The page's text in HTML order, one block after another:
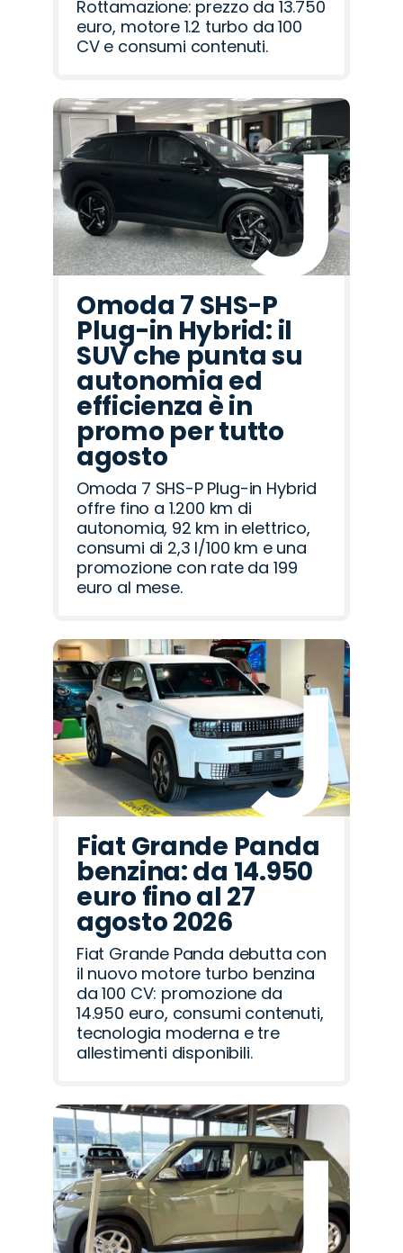
Rottamazione: prezzo da 13.750
euro, motore 1.2 turbo da 100
CV e consumi contenuti.
Omoda 7 SHS-P
Plug-in Hybrid: il
SUV che punta su
autonomia ed
efficienza è in
promo per tutto
agosto
Omoda 7 SHS-P Plug-in Hybrid
offre fino a 1.200 km di
autonomia, 92 km in elettrico,
consumi di 2,3 l/100 km e una
promozione con rate da 199
euro al mese.
Fiat Grande Panda
benzina: da 14.950
euro fino al 27
agosto 2026
Fiat Grande Panda debutta con
il nuovo motore turbo benzina
da 100 CV: promozione da
14.950 euro, consumi contenuti,
tecnologia moderna e tre
allestimenti disponibili.